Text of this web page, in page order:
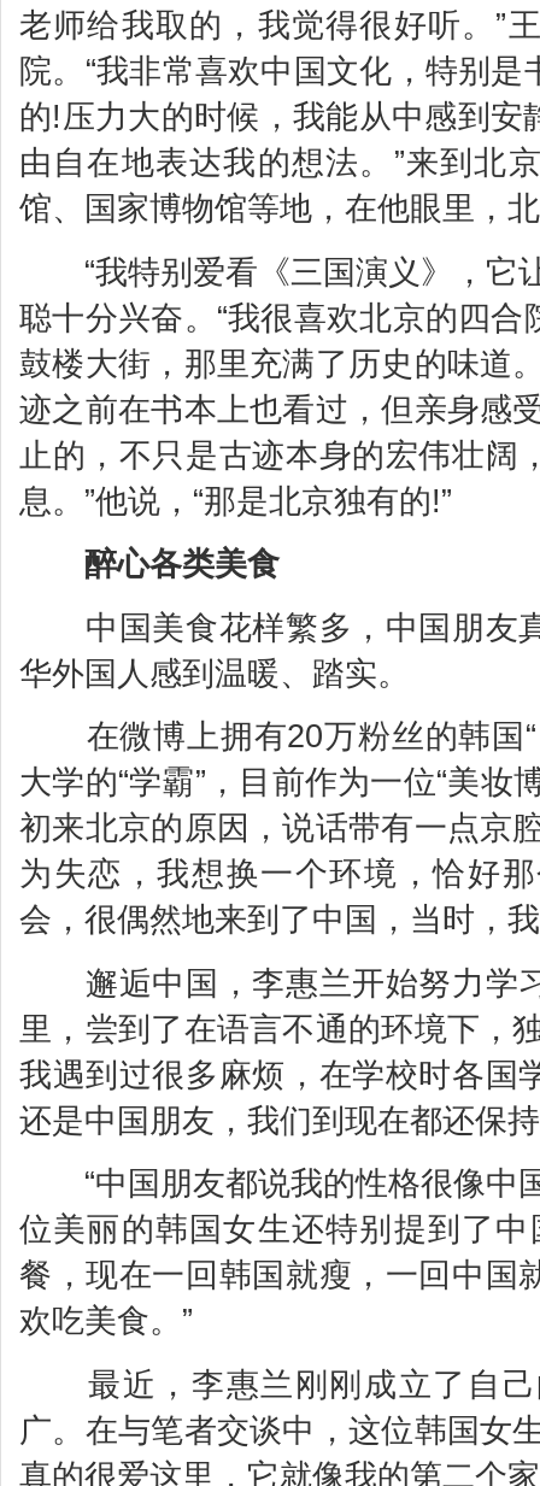
老师给我取的，我觉得很好听。”
院。“我非常喜欢中国文化，特别
的!压力大的时候，我能从中感到
由自在地表达我的想法。”来到北
馆、国家博物馆等地，在他眼里，
“我特别爱看《三国演义》，它
聪十分兴奋。“我很喜欢北京的四
鼓楼大街，那里充满了历史的味道
迹之前在书本上也看过，但亲身感
止的，不只是古迹本身的宏伟壮阔
息。”他说，“那是北京独有的!”
醉心各类美食
中国美食花样繁多，中国朋友
华外国人感到温暖、踏实。
在微博上拥有20万粉丝的韩国“
大学的“学霸”，目前作为一位“美妆
初来北京的原因，说话带有一点京
为失恋，我想换一个环境，恰好
会，很偶然地来到了中国，当时，
邂逅中国，李惠兰开始努力学
里，尝到了在语言不通的环境下，
我遇到过很多麻烦，在学校时各国
还是中国朋友，我们到现在都还保
“中国朋友都说我的性格很像中
位美丽的韩国女生还特别提到了
餐，现在一回韩国就瘦，一回中国
欢吃美食。”
最近，李惠兰刚刚成立了自己
广。在与笔者交谈中，这位韩国女
真的很爱这里，它就像我的第二个